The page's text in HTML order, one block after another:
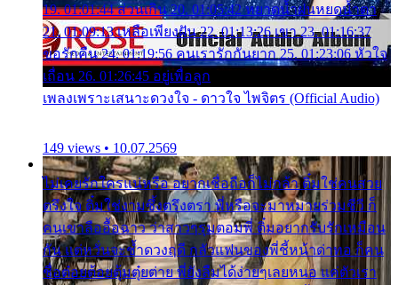
19. 01:01:44 ส่วนเกิน 20. 01:05:42 หยาดน้ำฝนหยดน้ำตา
21. 01:09:13 เหลือเพียงฝัน 22. 01:13:26 เขา 23. 01:16:37
ขอรักคืน 24. 01:19:56 คนเรารักกันยาก 25. 01:23:06 หัวใจ
เถื่อน 26. 01:26:45 อยู่เพื่อลูก
เพลงเพราะเสนาะดวงใจ - ดาวใจ ไพจิตร (Official Audio)
149 views • 10.07.2569
ไม่เคยรักใครแน่หรือ อยากเชื่อถือก็ไม่กล้า ติ๋มใช่คนสวย
ตรึงใจ ติ๋มใช่งามซึ้งตรึงตรา พี่หรือจะมาหมายร่วมชีวี ก็
คนเขาลืออื้อฉาว ว่าสาวๆรุมตอมพี่ ติ๋มอยากรับรักเหมือน
กัน แต่หวั่นจะช้ำดวงฤดี กลัวแฟนของพี่ชี้หน้าด่าทอ ก็คน
ชื่อต๋อยต้อยตุ้มตุ๋ยต่าย พี่ยังลืมได้ง่ายๆเลยหนอ แค่ตัวเรา